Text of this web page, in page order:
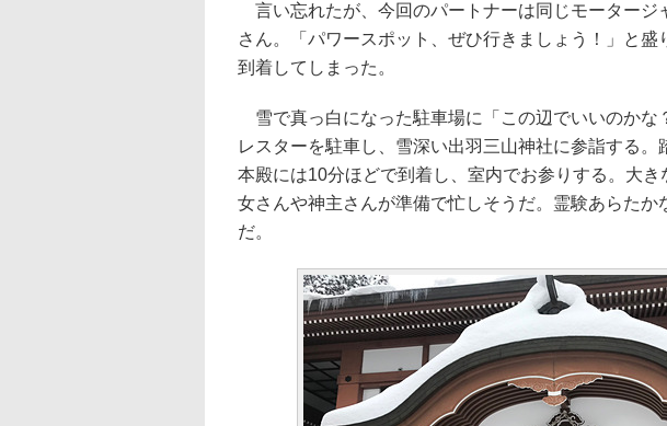
言い忘れたが、今回のパートナーは同じモータージ
さん。「パワースポット、ぜひ行きましょう！」と盛
到着してしまった。
雪で真っ白になった駐車場に「この辺でいいのかな
レスターを駐車し、雪深い出羽三山神社に参詣する。
本殿には10分ほどで到着し、室内でお参りする。大
女さんや神主さんが準備で忙しそうだ。霊験あらたか
だ。